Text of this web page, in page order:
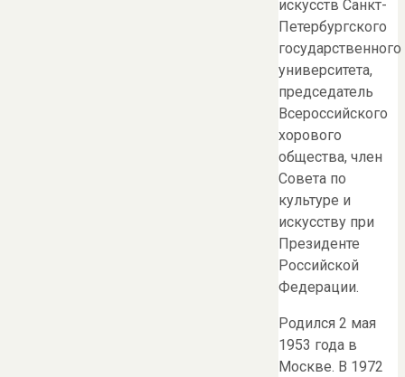
искусств Санкт-
Петербургского
государственного
университета,
председатель
Всероссийского
хорового
общества, член
Совета по
культуре и
искусству при
Президенте
Российской
Федерации.
Родился 2 мая
1953 года в
Москве. В 1972